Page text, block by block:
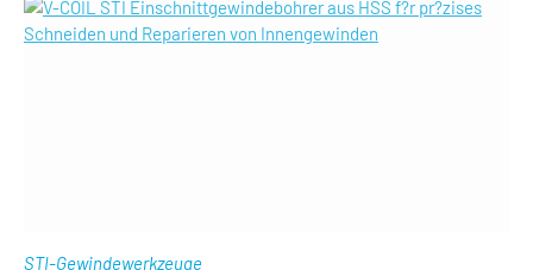
STI-Gewindewerkzeuge